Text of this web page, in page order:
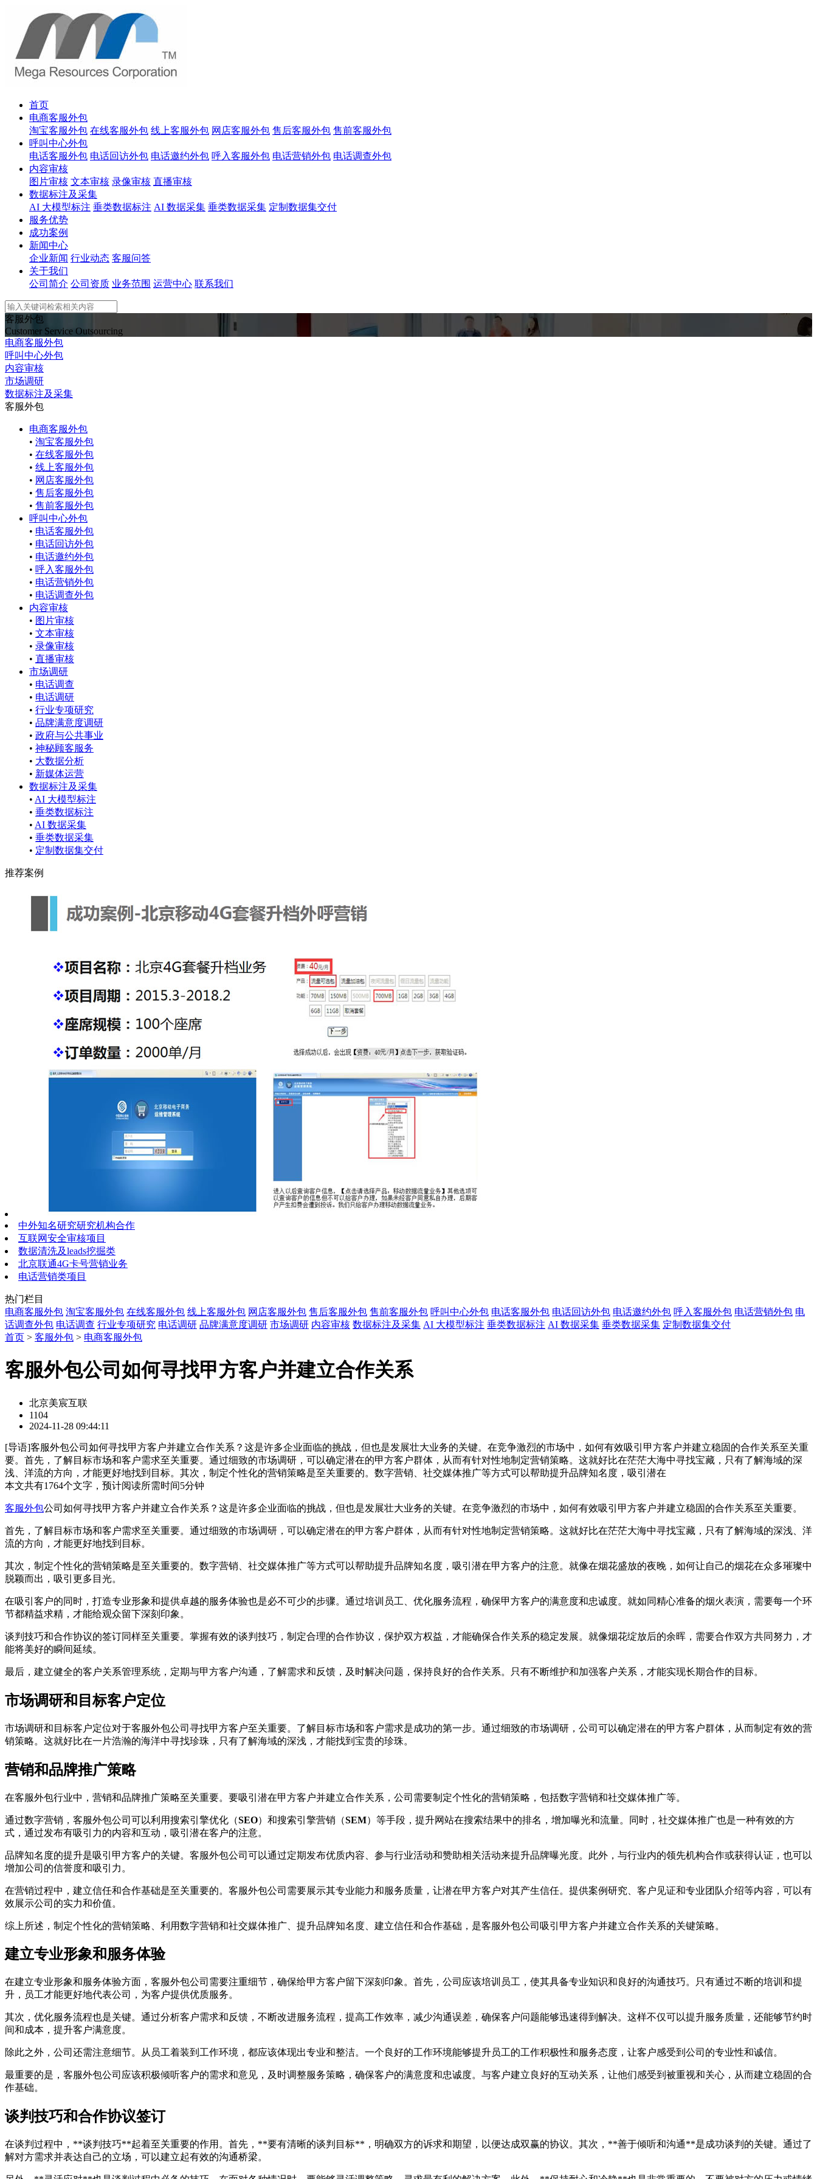
首页
电商客服外包
淘宝客服外包 在线客服外包 线上客服外包 网店客服外包 售后客服外包 售前客服外包
呼叫中心外包
电话客服外包 电话回访外包 电话邀约外包 呼入客服外包 电话营销外包 电话调查外包
内容审核
图片审核 文本审核 录像审核 直播审核
数据标注及采集
AI 大模型标注 垂类数据标注 AI 数据采集 垂类数据采集 定制数据集交付
服务优势
成功案例
新闻中心
企业新闻 行业动态 客服问答
关于我们
公司简介 公司资质 业务范围 运营中心 联系我们
客服外包
Customer Service Outsourcing
电商客服外包
呼叫中心外包
内容审核
市场调研
数据标注及采集
客服外包
电商客服外包
• 淘宝客服外包
• 在线客服外包
• 线上客服外包
• 网店客服外包
• 售后客服外包
• 售前客服外包
呼叫中心外包
• 电话客服外包
• 电话回访外包
• 电话邀约外包
• 呼入客服外包
• 电话营销外包
• 电话调查外包
内容审核
• 图片审核
• 文本审核
• 录像审核
• 直播审核
市场调研
• 电话调查
• 电话调研
• 行业专项研究
• 品牌满意度调研
• 政府与公共事业
• 神秘顾客服务
• 大数据分析
• 新媒体运营
数据标注及采集
• AI 大模型标注
• 垂类数据标注
• AI 数据采集
• 垂类数据采集
• 定制数据集交付
推荐案例
中外知名研究研究机构合作
互联网安全审核项目
数据清洗及leads挖掘类
北京联通4G卡号营销业务
电话营销类项目
热门栏目
电商客服外包 淘宝客服外包 在线客服外包 线上客服外包 网店客服外包 售后客服外包 售前客服外包 呼叫中心外包 电话客服外包 电话回访外包 电话邀约外包 呼入客服外包 电话营销外包 电
话调查外包 电话调查 行业专项研究 电话调研 品牌满意度调研 市场调研 内容审核 数据标注及采集 AI 大模型标注 垂类数据标注 AI 数据采集 垂类数据采集 定制数据集交付
首页 > 客服外包 > 电商客服外包
客服外包公司如何寻找甲方客户并建立合作关系
北京美宸互联
1104
2024-11-28 09:44:11
[导语]客服外包公司如何寻找甲方客户并建立合作关系？这是许多企业面临的挑战，但也是发展壮大业务的关键。在竞争激烈的市场中，如何有效吸引甲方客户并建立稳固的合作关系至关重
要。首先，了解目标市场和客户需求至关重要。通过细致的市场调研，可以确定潜在的甲方客户群体，从而有针对性地制定营销策略。这就好比在茫茫大海中寻找宝藏，只有了解海域的深
浅、洋流的方向，才能更好地找到目标。其次，制定个性化的营销策略是至关重要的。数字营销、社交媒体推广等方式可以帮助提升品牌知名度，吸引潜在
本文共有1764个文字，预计阅读所需时间5分钟
客服外包公司如何寻找甲方客户并建立合作关系？这是许多企业面临的挑战，但也是发展壮大业务的关键。在竞争激烈的市场中，如何有效吸引甲方客户并建立稳固的合作关系至关重要。
首先，了解目标市场和客户需求至关重要。通过细致的市场调研，可以确定潜在的甲方客户群体，从而有针对性地制定营销策略。这就好比在茫茫大海中寻找宝藏，只有了解海域的深浅、洋
流的方向，才能更好地找到目标。
其次，制定个性化的营销策略是至关重要的。数字营销、社交媒体推广等方式可以帮助提升品牌知名度，吸引潜在甲方客户的注意。就像在烟花盛放的夜晚，如何让自己的烟花在众多璀璨中
脱颖而出，吸引更多目光。
在吸引客户的同时，打造专业形象和提供卓越的服务体验也是必不可少的步骤。通过培训员工、优化服务流程，确保甲方客户的满意度和忠诚度。就如同精心准备的烟火表演，需要每一个环
节都精益求精，才能给观众留下深刻印象。
谈判技巧和合作协议的签订同样至关重要。掌握有效的谈判技巧，制定合理的合作协议，保护双方权益，才能确保合作关系的稳定发展。就像烟花绽放后的余晖，需要合作双方共同努力，才
能将美好的瞬间延续。
最后，建立健全的客户关系管理系统，定期与甲方客户沟通，了解需求和反馈，及时解决问题，保持良好的合作关系。只有不断维护和加强客户关系，才能实现长期合作的目标。
市场调研和目标客户定位
市场调研和目标客户定位对于客服外包公司寻找甲方客户至关重要。了解目标市场和客户需求是成功的第一步。通过细致的市场调研，公司可以确定潜在的甲方客户群体，从而制定有效的营
销策略。这就好比在一片浩瀚的海洋中寻找珍珠，只有了解海域的深浅，才能找到宝贵的珍珠。
营销和品牌推广策略
在客服外包行业中，营销和品牌推广策略至关重要。要吸引潜在甲方客户并建立合作关系，公司需要制定个性化的营销策略，包括数字营销和社交媒体推广等。
通过数字营销，客服外包公司可以利用搜索引擎优化（SEO）和搜索引擎营销（SEM）等手段，提升网站在搜索结果中的排名，增加曝光和流量。同时，社交媒体推广也是一种有效的方
式，通过发布有吸引力的内容和互动，吸引潜在客户的注意。
品牌知名度的提升是吸引甲方客户的关键。客服外包公司可以通过定期发布优质内容、参与行业活动和赞助相关活动来提升品牌曝光度。此外，与行业内的领先机构合作或获得认证，也可以
增加公司的信誉度和吸引力。
在营销过程中，建立信任和合作基础是至关重要的。客服外包公司需要展示其专业能力和服务质量，让潜在甲方客户对其产生信任。提供案例研究、客户见证和专业团队介绍等内容，可以有
效展示公司的实力和价值。
综上所述，制定个性化的营销策略、利用数字营销和社交媒体推广、提升品牌知名度、建立信任和合作基础，是客服外包公司吸引甲方客户并建立合作关系的关键策略。
建立专业形象和服务体验
在建立专业形象和服务体验方面，客服外包公司需要注重细节，确保给甲方客户留下深刻印象。首先，公司应该培训员工，使其具备专业知识和良好的沟通技巧。只有通过不断的培训和提
升，员工才能更好地代表公司，为客户提供优质服务。
其次，优化服务流程也是关键。通过分析客户需求和反馈，不断改进服务流程，提高工作效率，减少沟通误差，确保客户问题能够迅速得到解决。这样不仅可以提升服务质量，还能够节约时
间和成本，提升客户满意度。
除此之外，公司还需注意细节。从员工着装到工作环境，都应该体现出专业和整洁。一个良好的工作环境能够提升员工的工作积极性和服务态度，让客户感受到公司的专业性和诚信。
最重要的是，客服外包公司应该积极倾听客户的需求和意见，及时调整服务策略，确保客户的满意度和忠诚度。与客户建立良好的互动关系，让他们感受到被重视和关心，从而建立稳固的合
作基础。
谈判技巧和合作协议签订
在谈判过程中，**谈判技巧**起着至关重要的作用。首先，**要有清晰的谈判目标**，明确双方的诉求和期望，以便达成双赢的协议。其次，**善于倾听和沟通**是成功谈判的关键。通过了
解对方需求并表达自己的立场，可以建立起有效的沟通桥梁。